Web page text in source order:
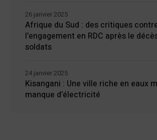
Afrique du Sud : des critiques
l’engagement en RDC après le
soldats
26 janvier 2025
Kisangani : Une ville riche en eaux
manque d’électricité
24 janvier 2025